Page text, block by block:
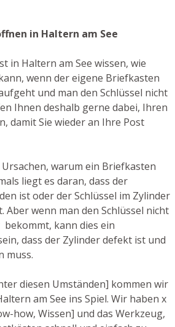
in Haltern am See
in Haltern am See wissen, wie
wenn der eigene Briefkasten
und man den Schlüssel nicht
Ihnen deshalb gerne dabei, Ihren
damit Sie wieder an Ihre Post
warum ein Briefkasten
liegt es daran, dass der
ist oder der Schlüssel im Zylinder
Aber wenn man den Schlüssel nicht
kann dies ein
dass der Zylinder defekt ist und
muss.
diesen Umständen] kommen wir
am See ins Spiel. Wir haben x
how, Wissen] und das Werkzeug,